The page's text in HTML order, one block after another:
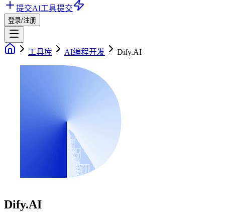
提交AI工具提交
登录/注册
工具库 AI编程开发 Dify.AI
Dify.AI